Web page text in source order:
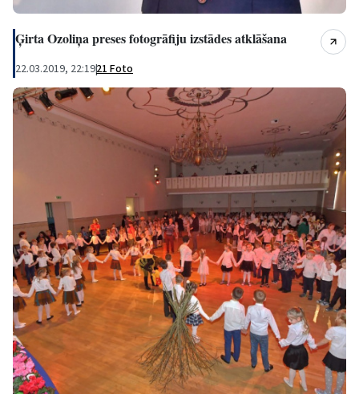
Ģirta Ozoliņa preses fotogrāfiju izstādes atklāšana
22.03.2019, 22:19|21 Foto